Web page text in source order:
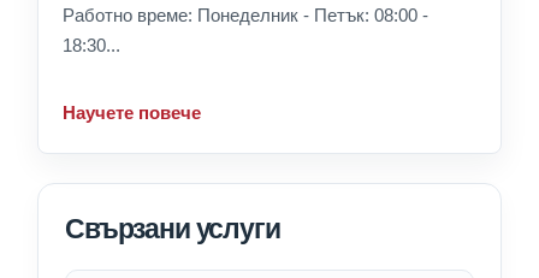
Работно време: Понеделник - Петък: 08:00 -
18:30...
Научете повече
Свързани услуги